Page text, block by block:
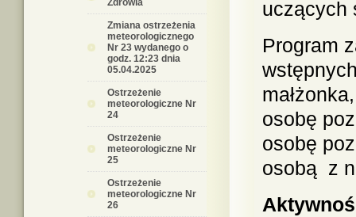
Zdrowia
Zmiana ostrzeżenia
meteorologicznego
Nr 23 wydanego o
godz. 12:23 dnia
05.04.2025
Ostrzeżenie
meteorologiczne Nr
24
Ostrzeżenie
meteorologiczne Nr
25
Ostrzeżenie
meteorologiczne Nr
26
uczących
Program
osobę
osobę
osobą z